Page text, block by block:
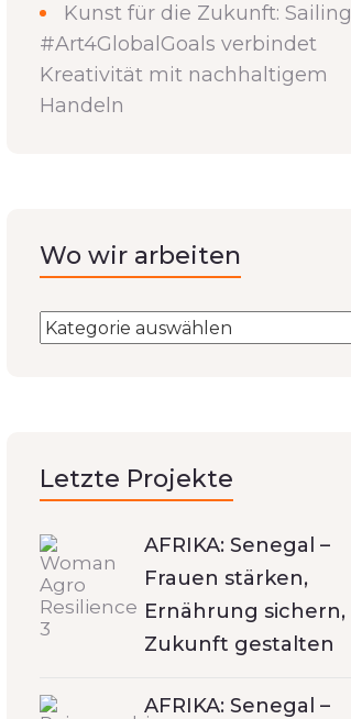
Kunst für die Zukunft: Sailing
#Art4GlobalGoals verbindet
Kreativität mit nachhaltigem
Handeln
Wo wir arbeiten
Letzte Projekte
AFRIKA: Senegal –
Frauen stärken,
Ernährung sichern,
Zukunft gestalten
AFRIKA: Senegal –